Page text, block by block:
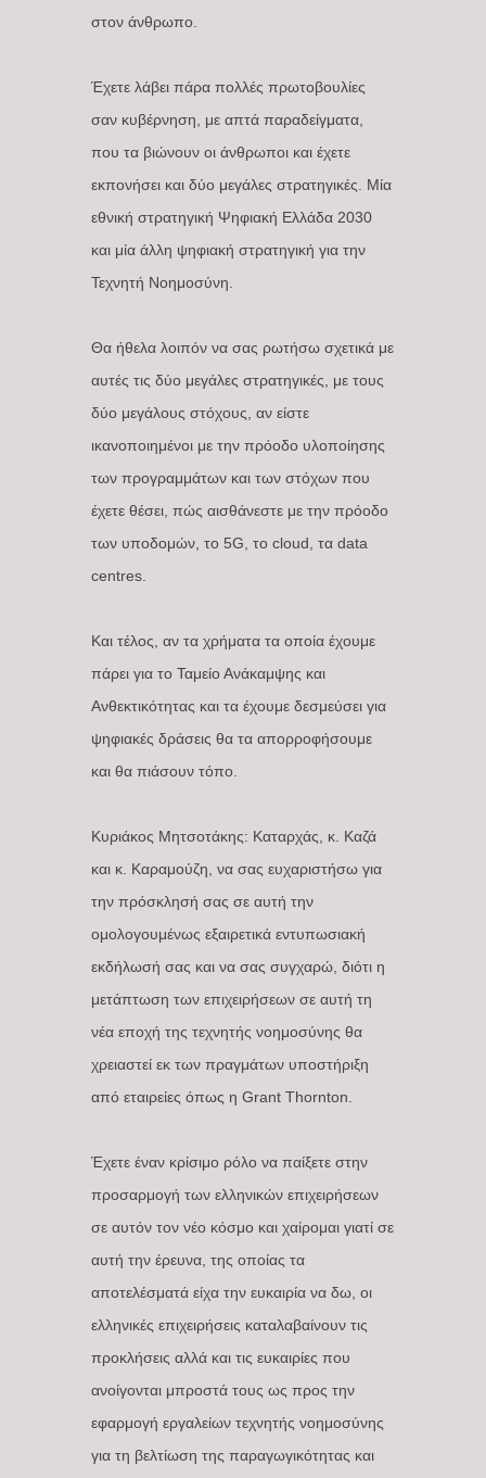
στον άνθρωπο.
Έχετε λάβει πάρα πολλές πρωτοβουλίες
σαν κυβέρνηση, με απτά παραδείγματα,
που τα βιώνουν οι άνθρωποι και έχετε
εκπονήσει και δύο μεγάλες στρατηγικές. Μία
εθνική στρατηγική Ψηφιακή Ελλάδα 2030
και μία άλλη ψηφιακή στρατηγική για την
Τεχνητή Νοημοσύνη.
Θα ήθελα λοιπόν να σας ρωτήσω σχετικά με
αυτές τις δύο μεγάλες στρατηγικές, με τους
δύο μεγάλους στόχους, αν είστε
ικανοποιημένοι με την πρόοδο υλοποίησης
των προγραμμάτων και των στόχων που
έχετε θέσει, πώς αισθάνεστε με την πρόοδο
των υποδομών, το 5G, το cloud, τα data
centres.
Και τέλος, αν τα χρήματα τα οποία έχουμε
πάρει για το Ταμείο Ανάκαμψης και
Ανθεκτικότητας και τα έχουμε δεσμεύσει για
ψηφιακές δράσεις θα τα απορροφήσουμε
και θα πιάσουν τόπο.
Κυριάκος Μητσοτάκης: Καταρχάς, κ. Καζά
και κ. Καραμούζη, να σας ευχαριστήσω για
την πρόσκλησή σας σε αυτή την
ομολογουμένως εξαιρετικά εντυπωσιακή
εκδήλωσή σας και να σας συγχαρώ, διότι η
μετάπτωση των επιχειρήσεων σε αυτή τη
νέα εποχή της τεχνητής νοημοσύνης θα
χρειαστεί εκ των πραγμάτων υποστήριξη
από εταιρείες όπως η Grant Thornton.
Έχετε έναν κρίσιμο ρόλο να παίξετε στην
προσαρμογή των ελληνικών επιχειρήσεων
σε αυτόν τον νέο κόσμο και χαίρομαι γιατί σε
αυτή την έρευνα, της οποίας τα
αποτελέσματά είχα την ευκαιρία να δω, οι
ελληνικές επιχειρήσεις καταλαβαίνουν τις
προκλήσεις αλλά και τις ευκαιρίες που
ανοίγονται μπροστά τους ως προς την
εφαρμογή εργαλείων τεχνητής νοημοσύνης
για τη βελτίωση της παραγωγικότητας και